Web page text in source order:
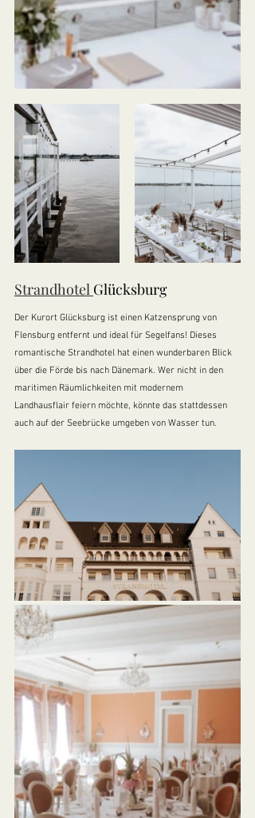
Strandhotel Glücksburg
Der Kurort Glücksburg ist einen Katzensprung von
Flensburg entfernt und ideal für Segelfans! Dieses
romantische Strandhotel hat einen wunderbaren Blick
über die Förde bis nach Dänemark. Wer nicht in den
maritimen Räumlichkeiten mit modernem
Landhausflair feiern möchte, könnte das stattdessen
auch auf der Seebrücke umgeben von Wasser tun.